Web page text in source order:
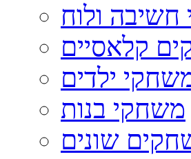
ולוח
קלאסיים
ילדים
משחקי בנות
שונים